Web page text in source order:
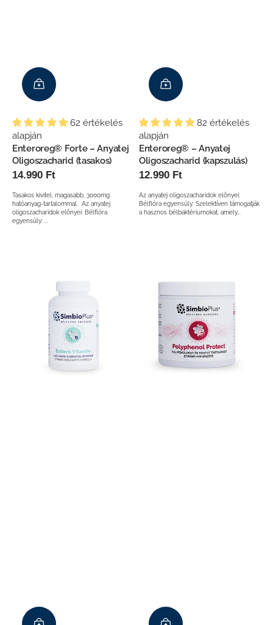
vele
62 értékelés
alapján
Enteroreg® Forte – Anyatej
Oligoszacharid (tasakos)
Normál
14.990 Ft
Tasakos kivitel, magasabb, 3000mg
hatóanyag-tartalommal. Az anyatej
oligoszacharidok előnyei: Bélflóra
egyensúly: ...
82 értékelés
alapján
Enteroreg® – Anyatej
Oligoszacharid (kapszulás)
Normál
12.990 Ft
Az anyatej oligoszacharidok előnyei:
Bélflóra egyensúly: Szelektíven támogatják
a hasznos bélbaktériumokat, amely...
Emésztő-
Komplex
Természetes
Polifenol
Védelem